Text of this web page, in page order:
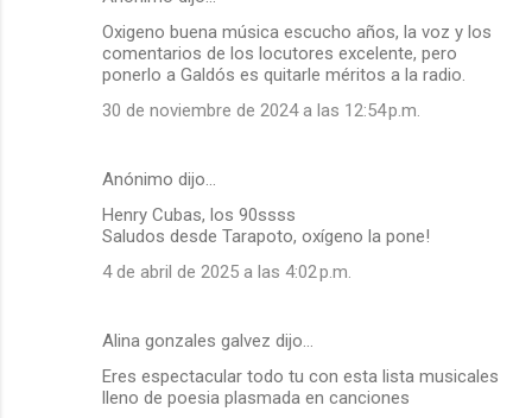
Oxigeno buena música escucho años, la voz y los
comentarios de los locutores excelente, pero
ponerlo a Galdós es quitarle méritos a la radio.
30 de noviembre de 2024 a las 12:54 p.m.
Anónimo dijo…
Henry Cubas, los 90ssss
Saludos desde Tarapoto, oxígeno la pone!
4 de abril de 2025 a las 4:02 p.m.
Alina gonzales galvez dijo…
Eres espectacular todo tu con esta lista musicales
lleno de poesia plasmada en canciones